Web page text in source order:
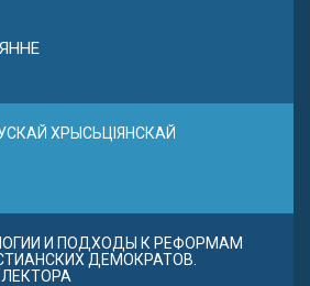
ХРЫСЬЦІЯНСКАЙ
И ПОДХОДЫ К РЕФОРМАМ
ДЕМОКРАТОВ.